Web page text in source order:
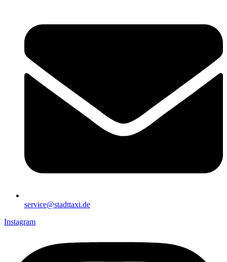
service@stadttaxi.de
Instagram